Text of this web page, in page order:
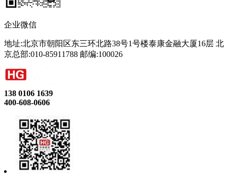
企业微信
地址:北京市朝阳区东三环北路38号1号楼泰康金融大厦16层 北
京总部:010-85911788 邮编:100026
138 0106 1639
400-608-0606